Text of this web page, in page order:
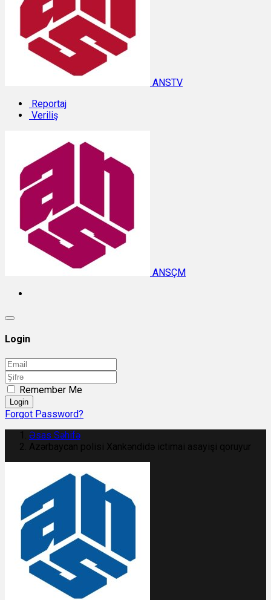
ANSTV
Reportaj
Veriliş
ANSÇM
Login
Remember Me
Login
Forgot Password?
Əsas Səhifə
Azərbaycan polisi Xankəndidə ictimai asayişi qoruyur